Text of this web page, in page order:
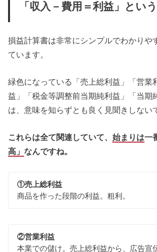
「収入－費用＝利益」とい
損益計算書は非常にシンプルでわかりや
ています。
緑色になっている「売上総利益」「営業
益」「税金等調整前当期純利益」「当期
は、意味を知らずとも良く見聞きしない
これらは全て関連していて、始まりは一
高」なんですね。
①売上総利益
商品を作った段階の利益。粗利。
②営業利益
本業での儲け。売上総利益から、広告宣